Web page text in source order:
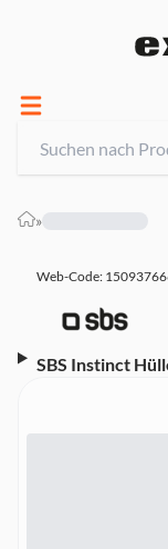
»
Web-Code:
SBS Instinct